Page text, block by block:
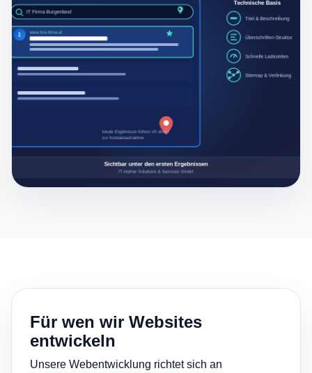
Für wen wir Websites
entwickeln
Unsere Webentwicklung richtet sich an